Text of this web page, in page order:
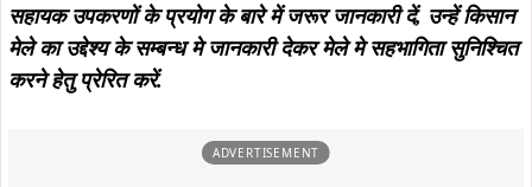
सहायक उपकरणों के प्रयोग के बारे में जरूर जानकारी दें, उन्हें किसान
मेले का उद्देश्य के सम्बन्ध मे जानकारी देकर मेले मे सहभागिता सुनिश्चित
करने हेतु प्रेरित करें.
ADVERTISEMENT